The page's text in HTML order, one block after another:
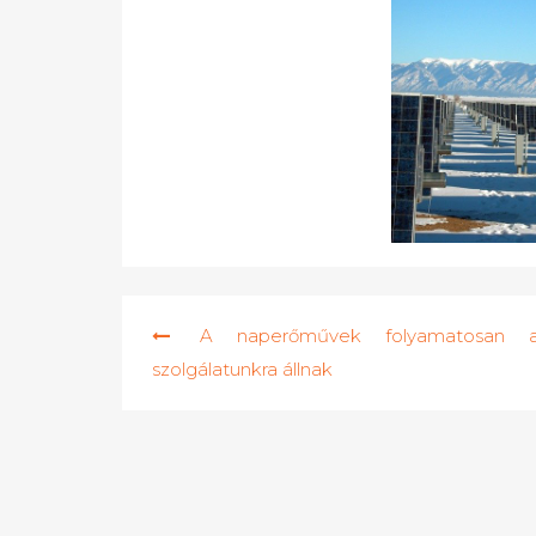
navigáció
A naperőművek folyamatosan
szolgálatunkra állnak